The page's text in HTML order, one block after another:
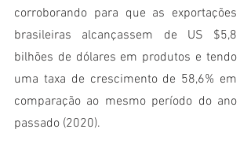
corroborando para que as exportações
brasileiras alcançassem de US $5,8
bilhões de dólares em produtos e tendo
uma taxa de crescimento de 58,6% em
comparação ao mesmo período do ano
passado (2020).